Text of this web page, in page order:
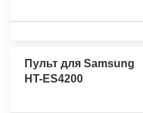
Пульт для Samsung
HT-ES4200